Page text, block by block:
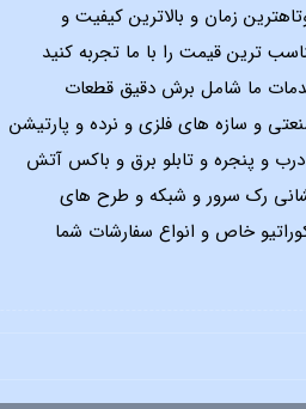
زمان و بالاترین کیفیت و
ترین قیمت را با ما تجربه کنید
ما شامل برش دقیق قطعات
و سازه های فلزی و نرده و پارتیشن
و پنجره و تابلو برق و باکس آتش
رک سرور و شبکه و طرح های
خاص و انواع سفارشات شما